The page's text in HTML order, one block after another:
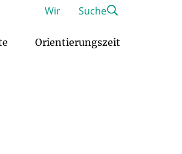
Orientierungszeit
Wir Suche